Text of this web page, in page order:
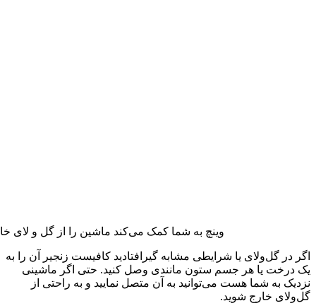
وینچ به شما کمک می‌کند ماشین را از گل و لای
اگر در گل‌و‌لای یا شرایطی مشابه گیرافتادید کافیست زنجیر آن را به
یک درخت یا هر جسم ستون مانندی وصل کنید. حتی اگر ماشینی
نزدیک به شما هست می‌توانید به آن متصل نمایید و به راحتی از
گل‌و‌لای خارج شوید.